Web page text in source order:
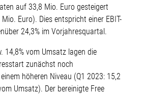
auf 33,8 Mio. Euro gesteigert
Euro). Dies entspricht einer EBIT-
24,3% im Vorjahresquartal.
14,8% vom Umsatz lagen die
zunächst noch
höheren Niveau (Q1 2023: 15,2
Umsatz). Der bereinigte Free